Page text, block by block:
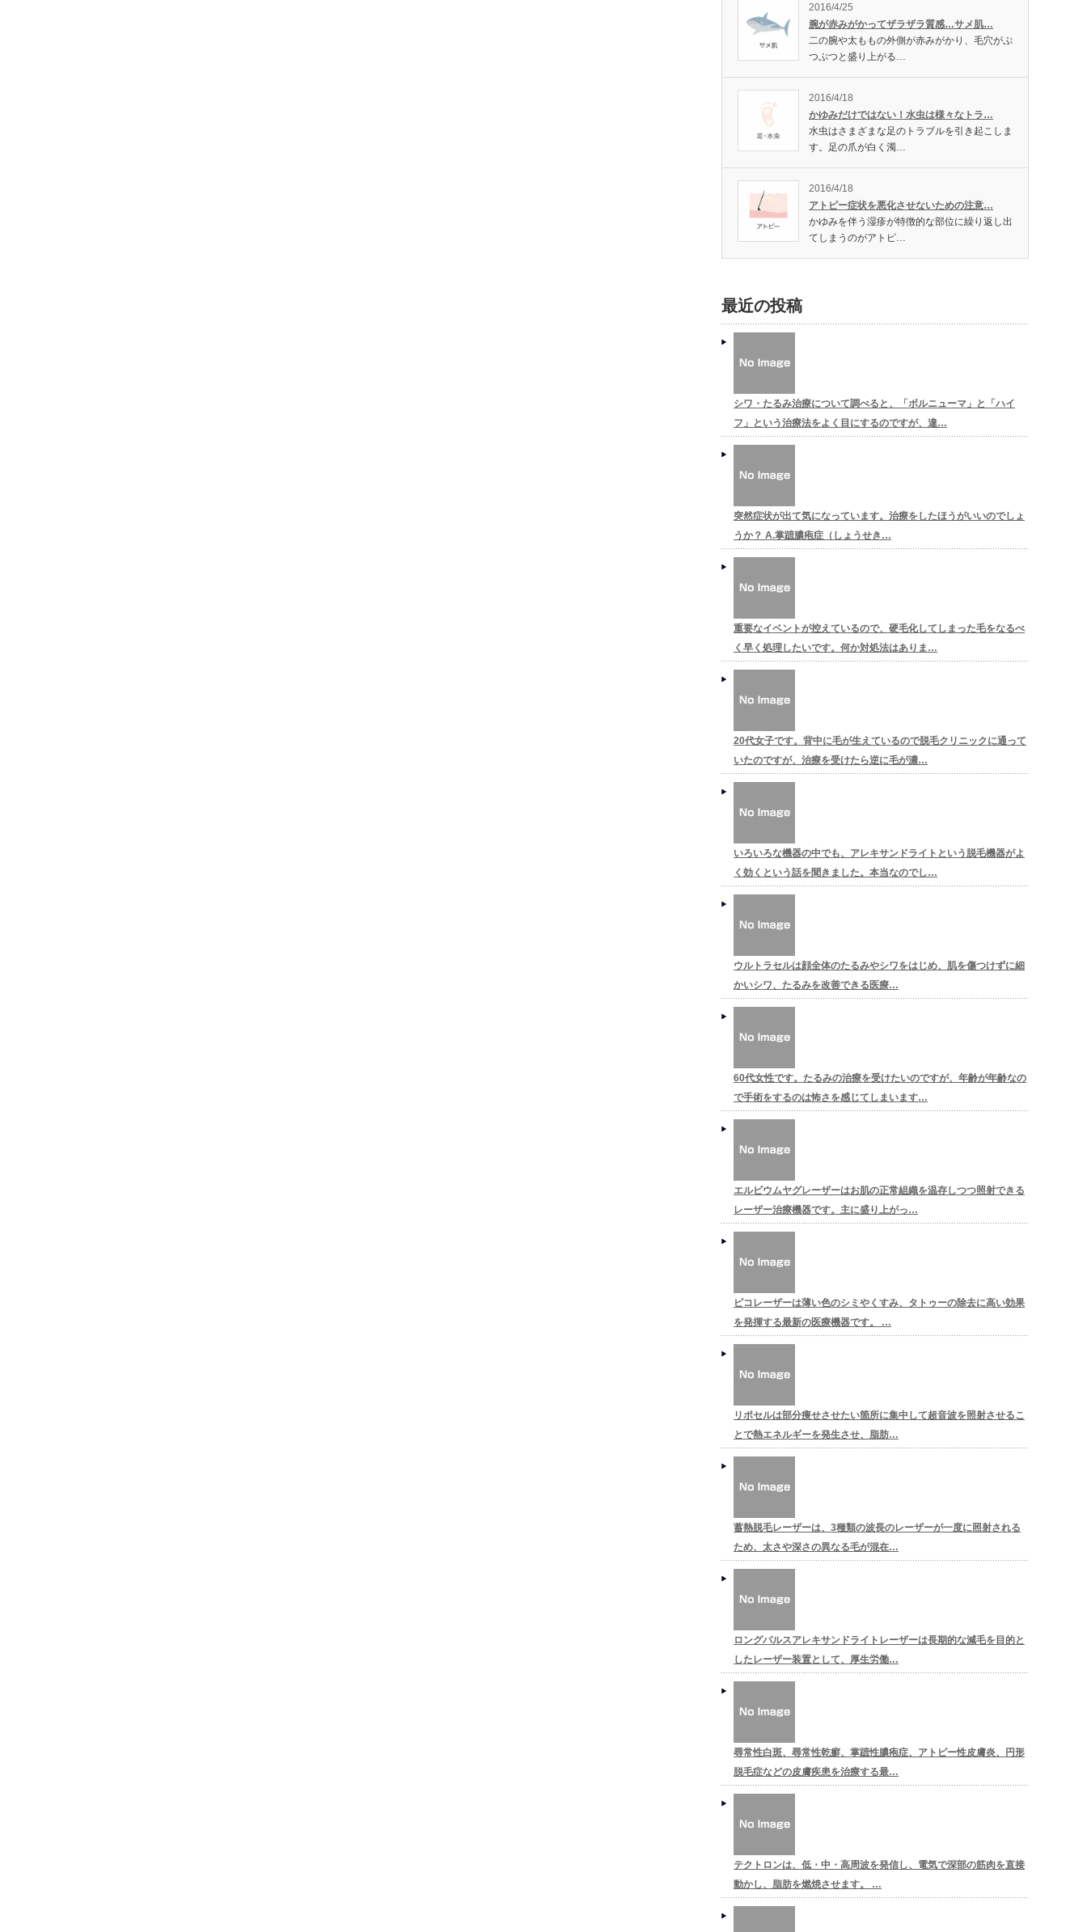
2016/4/25
腕が赤みがかってザラザラ質感…サメ肌…
二の腕や太ももの外側が赤みがかり、毛穴がぷ
つぷつと盛り上がる…
2016/4/18
かゆみだけではない！水虫は様々なトラ…
水虫はさまざまな足のトラブルを引き起こしま
す。足の爪が白く濁…
2016/4/18
アトピー症状を悪化させないための注意…
かゆみを伴う湿疹が特徴的な部位に繰り返し出
てしまうのがアトピ…
最近の投稿
シワ・たるみ治療について調べると、「ボルニューマ」と「ハイ
フ」という治療法をよく目にするのですが、違…
突然症状が出て気になっています。治療をしたほうがいいのでしょ
うか？ A.掌蹠膿疱症（しょうせき…
重要なイベントが控えているので、硬毛化してしまった毛をなるべ
く早く処理したいです。何か対処法はありま…
20代女子です。背中に毛が生えているので脱毛クリニックに通って
いたのですが、治療を受けたら逆に毛が濃…
いろいろな機器の中でも、アレキサンドライトという脱毛機器がよ
く効くという話を聞きました。本当なのでし…
ウルトラセルは顔全体のたるみやシワをはじめ、肌を傷つけずに細
かいシワ、たるみを改善できる医療…
60代女性です。たるみの治療を受けたいのですが、年齢が年齢なの
で手術をするのは怖さを感じてしまいます…
エルビウムヤグレーザーはお肌の正常組織を温存しつつ照射できる
レーザー治療機器です。主に盛り上がっ…
ピコレーザーは薄い色のシミやくすみ、タトゥーの除去に高い効果
を発揮する最新の医療機器です。 …
リポセルは部分痩せさせたい箇所に集中して超音波を照射させるこ
とで熱エネルギーを発生させ、脂肪…
蓄熱脱毛レーザーは、3種類の波長のレーザーが一度に照射される
ため、太さや深さの異なる毛が混在…
ロングパルスアレキサンドライトレーザーは長期的な減毛を目的と
したレーザー装置として、厚生労働…
尋常性白斑、尋常性乾癬、掌蹠性膿疱症、アトピー性皮膚炎、円形
脱毛症などの皮膚疾患を治療する最…
テクトロンは、低・中・高周波を発信し、電気で深部の筋肉を直接
動かし、脂肪を燃焼させます。 …